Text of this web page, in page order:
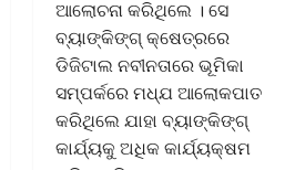
ଆଲୋଚନା କରିଥିଲେ । ସେ
ବ୍ୟାଙ୍କିଙ୍ଗ୍ କ୍ଷେତ୍ରରେ
ଡିଜିଟାଲ ନବୀନତାରେ ଭୂମିକା
ସମ୍ପର୍କରେ ମଧ୍ଯ ଆଲୋକପାତ
କରିଥିଲେ ଯାହା ବ୍ୟାଙ୍କିଙ୍ଗ୍
କାର୍ଯ୍ୟକୁ ଅଧିକ କାର୍ଯ୍ୟକ୍ଷମ